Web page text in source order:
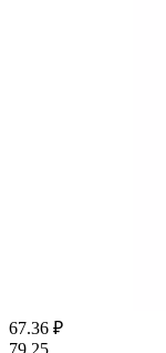
67.36 ₽
79.25